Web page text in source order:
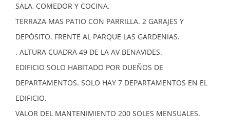
SALA, COMEDOR Y COCINA.
TERRAZA MAS PATIO CON PARRILLA. 2 GARAJES Y
DEPÓSITO. FRENTE AL PARQUE LAS GARDENIAS.
. ALTURA CUADRA 49 DE LA AV BENAVIDES.
EDIFICIO SOLO HABITADO POR DUEÑOS DE
DEPARTAMENTOS. SOLO HAY 7 DEPARTAMENTOS EN EL
EDIFICIO.
VALOR DEL MANTENIMIENTO 200 SOLES MENSUALES.